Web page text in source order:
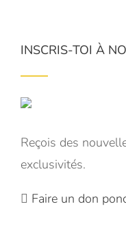
INSCRIS-TOI À
Reçois des
exclusivités.
Faire un don